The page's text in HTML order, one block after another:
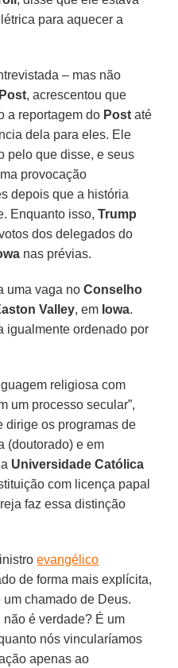
para aquecer a
– mas não
, acrescentou que
a reportagem do Post até
dela para eles. Ele
pelo que disse, e seus
provocação
depois que a história
Enquanto isso,Trump
dos delegados do
nas prévias.
uma vaga noConselho
Valley, em Iowa.
igualmente ordenado por
religiosa com
um processo secular”,
dirige os programas de
(doutorado) e em
Universidade Católica
com licença papal
faz essa distinção
evangélico
de forma mais explícita,
chamado de Deus.
não é verdade? É um
nós vincularíamos
apenas ao